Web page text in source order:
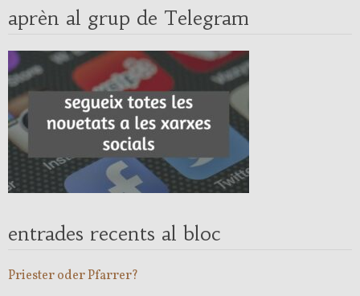
aprèn al grup de Telegram
entrades recents al bloc
Priester oder Pfarrer?